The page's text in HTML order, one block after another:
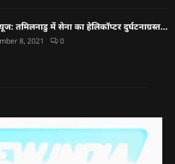
तमिलनाडु में सेना का हेलिकॉप्टर दुर्घटनाग्रस्त…
8, 2021 0